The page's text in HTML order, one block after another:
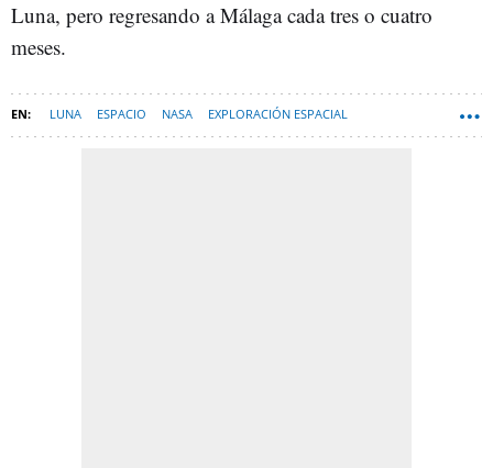
Luna, pero regresando a Málaga cada tres o cuatro
meses.
LUNA ESPACIO NASA EXPLORACIÓN ESPACIAL